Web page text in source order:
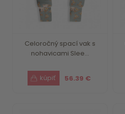
Celoročný spací vak s
nohavicami Slee...
56.39 €